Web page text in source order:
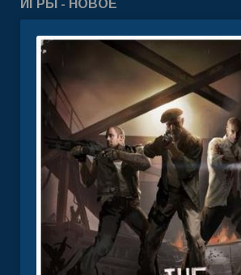
ИГРЫ - НОВОЕ